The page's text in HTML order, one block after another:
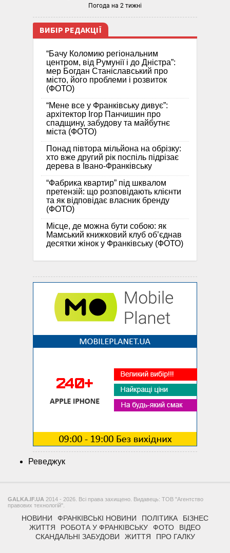
Погода на 2 тижні
ВИБІР РЕДАКЦІЇ
“Бачу Коломию регіональним
центром, від Румунії і до Дністра”:
мер Богдан Станіславський про
місто, його проблеми і розвиток
(ФОТО)
“Мене все у Франківську дивує”:
архітектор Ігор Панчишин про
спадщину, забудову та майбутнє
міста (ФОТО)
Понад півтора мільйона на обрізку:
хто вже другий рік поспіль підрізає
дерева в Івано-Франківську
“Фабрика квартир” під шквалом
претензій: що розповідають клієнти
та як відповідає власник бренду
(ФОТО)
Місце, де можна бути собою: як
Мамський книжковий клуб об’єднав
десятки жінок у Франківську (ФОТО)
Реведжук
GALKA.IF.UA 2014 - 2026. Всі права захищено. Видавець: ТОВ "Агентство
правових технологій".
НОВИНИ ФРАНКІВСЬКІ НОВИНИ ПОЛІТИКА
БІЗНЕС
ЖИТТЯ
РОБОТА У ФРАНКІВСЬКУ ФОТО
ВІДЕО
СКАНДАЛЬНІ ЗАБУДОВИ
ЖИТТЯ ПРО ГАЛКУ